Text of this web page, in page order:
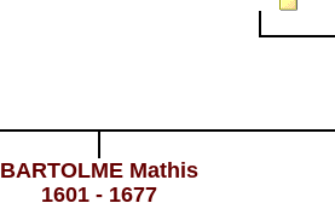
BARTOLME Mathis
1601 - 1677